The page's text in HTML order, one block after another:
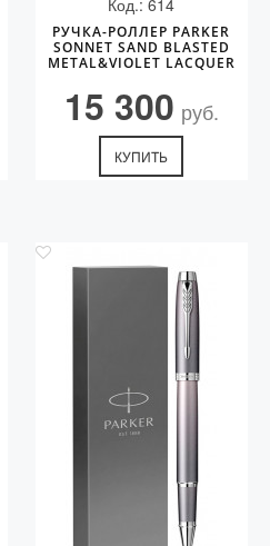
Код.: 614
РУЧКА-РОЛЛЕР PARKER
SONNET SAND BLASTED
METAL&VIOLET LACQUER
15 300 руб.
КУПИТЬ